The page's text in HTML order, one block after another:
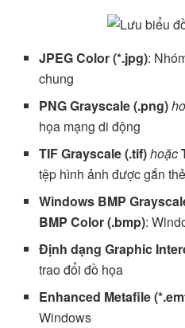
JPEG Color (*.jpg):
chung
PNG Grayscale (.png)
họa mạng di động
TIF Grayscale (.tif)hoặc
tệp hình ảnh được gắn thẻ
Windows BMP
BMP Color (.bmp):
Định dạng Graphic
trao đổi đồ họa
Enhanced Metafile
Windows